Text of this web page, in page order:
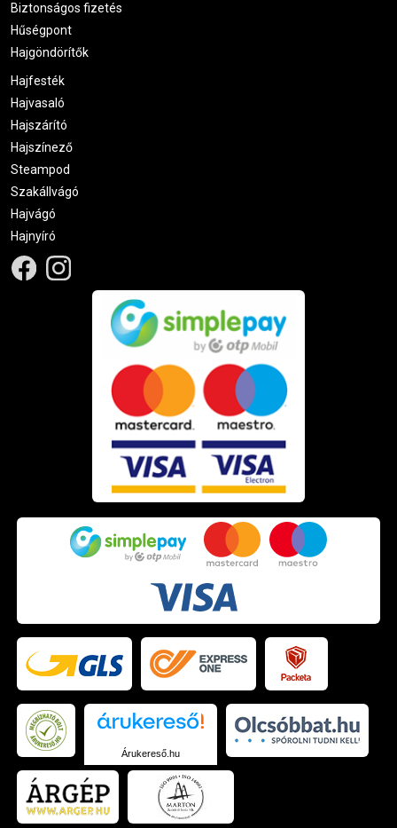
Biztonságos fizetés
Hűségpont
Hajgöndörítők
Hajfesték
Hajvasaló
Hajszárító
Hajszínező
Steampod
Szakállvágó
Hajvágó
Hajnyíró
Árukereső.hu